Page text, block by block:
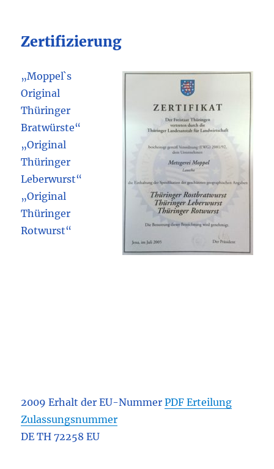
Zertifizierung
„Moppel`s
Original
Thüringer
Bratwürste“
„Original
Thüringer
Leberwurst“
„Original
Thüringer
Rotwurst“
2009 Erhalt der EU-NummerPDF Erteilung
Zulassungsnummer
DE TH 72258 EU